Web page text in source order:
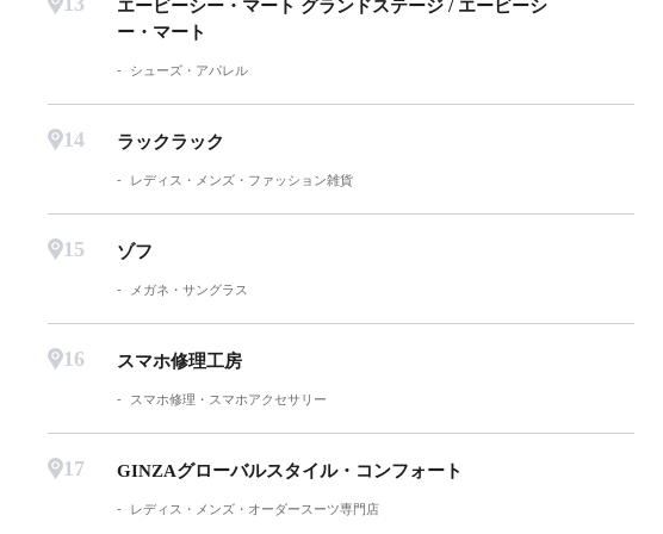
エービーシー・マート グランドステージ / エービーシ
ー・マート
シューズ・アパレル
14 ラックラック
レディス・メンズ・ファッション雑貨
15 ゾフ
メガネ・サングラス
16 スマホ修理工房
スマホ修理・スマホアクセサリー
17 GINZAグローバルスタイル・コンフォート
レディス・メンズ・オーダースーツ専門店